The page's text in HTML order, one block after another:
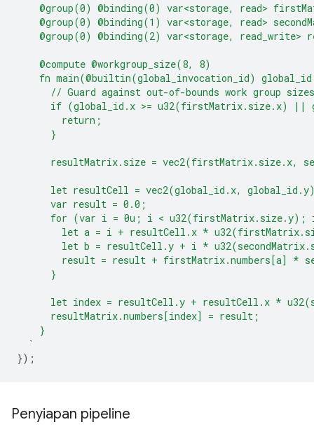
@group(0) @binding(0) var<storage, read>
@group(0) @binding(1) var<storage, read>
@group(0) @binding(2) var<storage, read_write>
    @compute @workgroup_size(8, 8)
fn main(@builtin(global_invocation_id)
      // Guard against out-of-bounds work group sizes
if (global_id.x >= u32(firstMatrix.size.x) ||
        return;
      }
resultMatrix.size = vec2(firstMatrix.size.x,
let resultCell = vec2(global_id.x,
      var result = 0.0;
for (var i = 0u; i < u32(firstMatrix.size.y);
let a = i + resultCell.x *
let b = resultCell.y + i *
result = result + firstMatrix.numbers[a] *
      }
let index = resultCell.y + resultCell.x *
      resultMatrix.numbers[index] = result;
    }
  `
});
Penyiapan pipeline